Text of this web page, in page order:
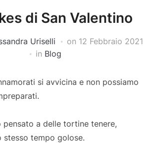
di San Valentino
Uriselli on 12 Febbraio 2021
in Blog
si avvicina e non possiamo
pensato a delle tortine tenere,
stesso tempo golose.